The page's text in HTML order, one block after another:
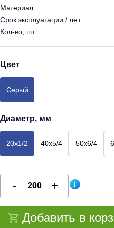
Материал:
Срок эксплуатации / лет:
Кол-во, шт:
Цвет
Серый
Диаметр, мм
20х1/2 40х5/4 50х6/4
Добавить в